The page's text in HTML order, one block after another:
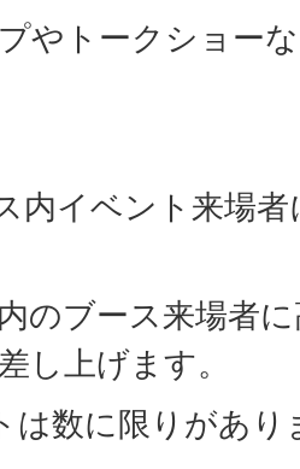
やトークショー
内イベント来場
のブース来場者
し上げます。
は数に限りがあり